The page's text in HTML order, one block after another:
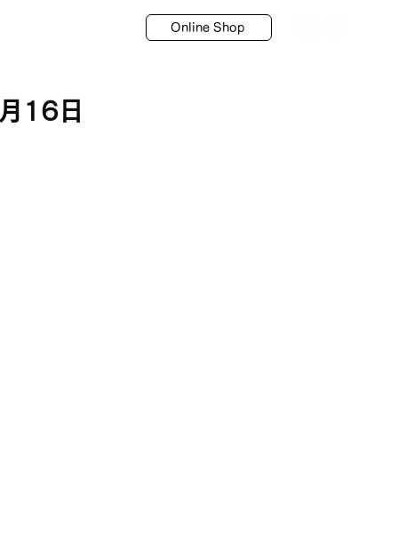
Online Shop
16日